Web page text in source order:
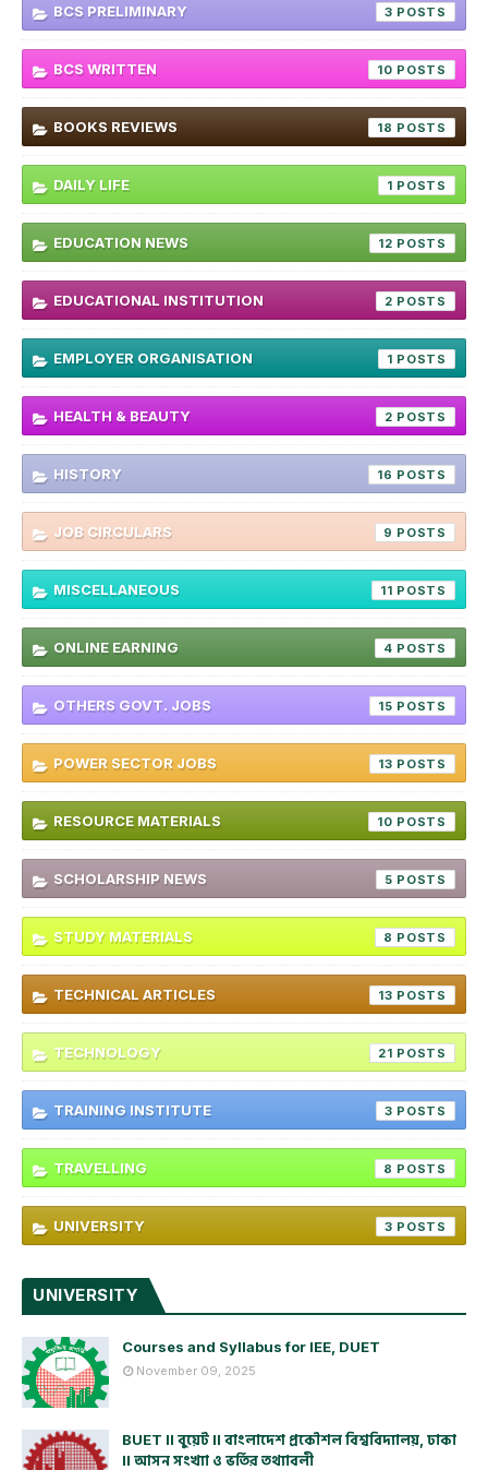
BCS PRELIMINARY 3
BCS WRITTEN 10
BOOKS REVIEWS 18
DAILY LIFE 1
EDUCATION NEWS 12
EDUCATIONAL INSTITUTION 2
EMPLOYER ORGANISATION 1
HEALTH & BEAUTY 2
HISTORY 16
JOB CIRCULARS 9
MISCELLANEOUS 11
ONLINE EARNING 4
OTHERS GOVT. JOBS 15
POWER SECTOR JOBS 13
RESOURCE MATERIALS 10
SCHOLARSHIP NEWS 5
STUDY MATERIALS 8
TECHNICAL ARTICLES 13
TECHNOLOGY 21
TRAINING INSTITUTE 3
TRAVELLING 8
UNIVERSITY 3
UNIVERSITY
Courses and Syllabus for IEE, DUET
November 09, 2025
BUET ll বুয়েট ll বাংলাদেশ প্রকৌশল বিশ্ববিদ্যালয়, ঢাকা
ll আসন সংখ্যা ও ভর্তির তথ্যাবলী